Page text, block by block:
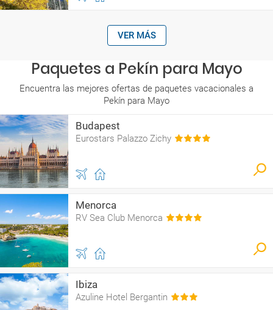
VER MÁS
Paquetes a Pekín para Mayo
Encuentra las mejores ofertas de paquetes vacacionales a
Pekín para Mayo
Budapest
Eurostars Palazzo Zichy
Menorca
RV Sea Club Menorca
Ibiza
Azuline Hotel Bergantin